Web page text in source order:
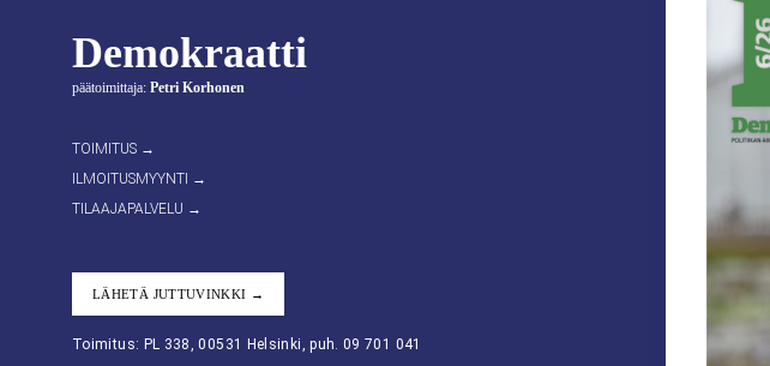
Demokraatti
päätoimittaja: Petri Korhonen
TOIMITUS →
ILMOITUSMYYNTI →
TILAAJAPALVELU →
LÄHETÄ JUTTUVINKKI →
Toimitus: PL 338, 00531 Helsinki, puh. 09 701 041